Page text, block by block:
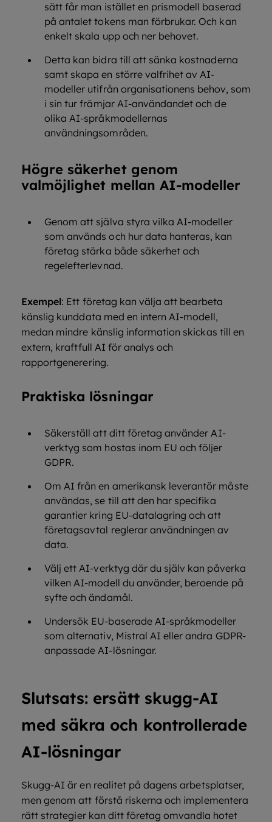
sätt får man istället en prismodell baserad
på antalet tokens man förbrukar. Och kan
enkelt skala upp och ner behovet.
Detta kan bidra till att sänka kostnaderna
samt skapa en större valfrihet av AI-
modeller utifrån organisationens behov, som
i sin tur främjar AI-användandet och de
olika AI-språkmodellernas
användningsområden.
Högre säkerhet genom
valmöjlighet mellan AI-modeller
Genom att själva styra vilka AI-modeller
som används och hur data hanteras, kan
företag stärka både säkerhet och
regelefterlevnad.
Exempel: Ett företag kan välja att bearbeta
känslig kunddata med en intern AI-modell,
medan mindre känslig information skickas till en
extern, kraftfull AI för analys och
rapportgenerering.
Praktiska lösningar
Säkerställ att ditt företag använder AI-
verktyg som hostas inom EU och följer
GDPR.
Om AI från en amerikansk leverantör måste
användas, se till att den har specifika
garantier kring EU-datalagring och att
företagsavtal reglerar användningen av
data.
Välj ett AI-verktyg där du själv kan påverka
vilken AI-modell du använder, beroende på
syfte och ändamål.
Undersök EU-baserade AI-språkmodeller
som alternativ, Mistral AI eller andra GDPR-
anpassade AI-lösningar.
Slutsats: ersätt skugg-AI
med säkra och kontrollerade
AI-lösningar
Skugg-AI är en realitet på dagens arbetsplatser,
men genom att förstå riskerna och implementera
rätt strategier kan ditt företag omvandla hotet